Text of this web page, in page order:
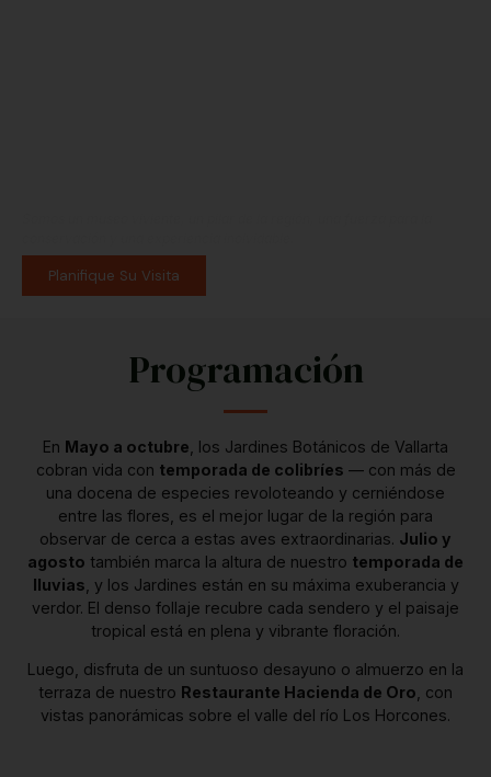
Planifique Su Visita
Programación
En Mayo a octubre , los Jardines Botánicos de Vallarta
cobran vida con temporada de colibríes — con más de
una docena de especies revoloteando y cerniéndose
entre las flores, es el mejor lugar de la región para
observar de cerca a estas aves extraordinarias. Julio y
agosto también marca la altura de nuestro temporada de
lluvias , y los Jardines están en su máxima exuberancia y
verdor. El denso follaje recubre cada sendero y el paisaje
tropical está en plena y vibrante floración.
Luego, disfruta de un suntuoso desayuno o almuerzo en la
terraza de nuestro Restaurante Hacienda de Oro , con
vistas panorámicas sobre el valle del río Los Horcones.